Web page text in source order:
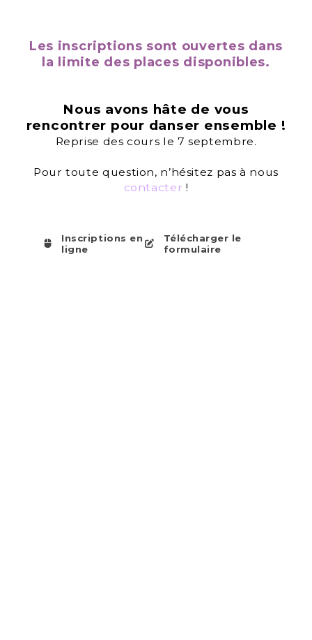
Les inscriptions sont ouvertes dans
la limite des places disponibles.
Nous avons hâte de vous
rencontrer pour danser ensemble !
Reprise des cours le 7 septembre.
Pour toute question, n’hésitez pas à nous
contacter !
Inscriptions en
ligne
Télécharger le
formulaire